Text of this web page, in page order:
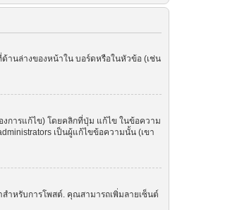
นล่างของหน้าใน บอร์ดหรือในหัวข้อ (เช่น
การแก้ไข) โดยคลิกที่ปุ่ม แก้ไข ในข้อความ
เป็นผู้แก้ไขข้อความนั้น (เขา
ำหรับการโพสต์. คุณสามารถเพิ่มลายเซ็นต์